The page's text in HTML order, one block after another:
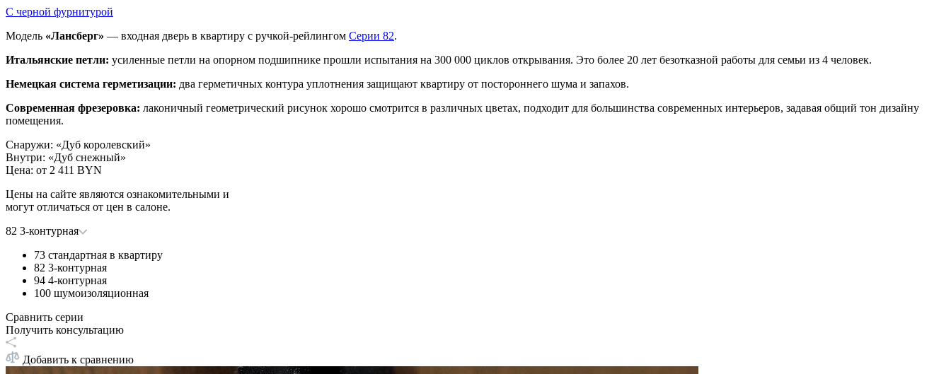
С черной фурнитурой
Модель «Лансберг» — входная дверь в квартиру с ручкой-рейлингом Серии 82.
Итальянские петли: усиленные петли на опорном подшипнике прошли испытания на 300 000 циклов открывания. Это более 20 лет безотказной работы для семьи из 4 человек.
Немецкая система герметизации: два герметичных контура уплотнения защищают квартиру от постороннего шума и запахов.
Современная фрезеровка: лаконичный геометрический рисунок хорошо смотрится в различных цветах, подходит для большинства современных интерьеров, задавая общий тон дизайну
помещения.
Снаружи: «Дуб королевский»
Внутри: «Дуб снежный»
Цена: от 2 411 BYN
Цены на сайте являются ознакомительными и
могут отличаться от цен в салоне.
82 3-контурная
73 стандартная в квартиру
82 3-контурная
94 4-контурная
100 шумоизоляционная
Сравнить серии
Получить консультацию
Добавить к сравнению